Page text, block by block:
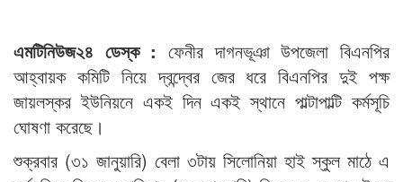
এমটিনিউজ২৪ ডেস্ক : ফেনীর দাগনভূঞা উপজেলা বিএনপির
আহ্বায়ক কমিটি নিয়ে দ্বন্দ্বের জের ধরে বিএনপির দুই পক্ষ
জায়লস্কর ইউনিয়নে একই দিন একই স্থানে পাল্টাপাল্টি কর্মসূচি
ঘোষণা করেছে।
শুক্রবার (৩১ জানুয়ারি) বেলা ৩টায় সিলোনিয়া হাই স্কুল মাঠে এ